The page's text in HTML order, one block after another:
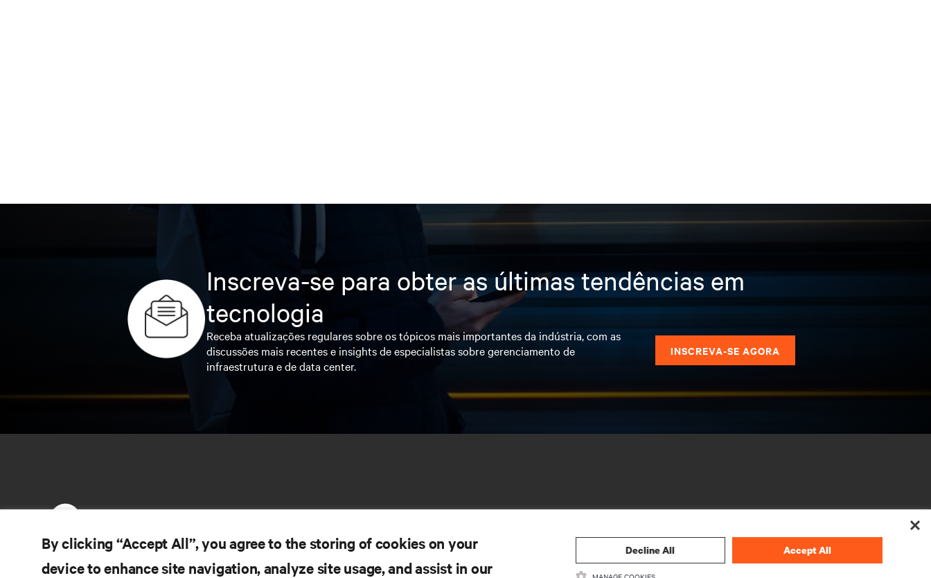
Inscreva-se para obter as últimas tendências em
tecnologia
Receba atualizações regulares sobre os tópicos mais importantes da indústria, com as
discussões mais recentes e insights de especialistas sobre gerenciamento de
infraestrutura e de data center.
INSCREVA-SE AGORA
By clicking “Accept All”, you agree to the storing of cookies on your
device to enhance site navigation, analyze site usage, and assist in our
Decline All Accept All